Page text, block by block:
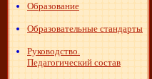
Образование
Образовательные стандарты
Руководство.
Педагогический состав